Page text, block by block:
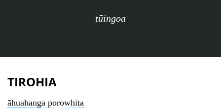
tūingoa
TIROHIA
āhuahanga porowhita